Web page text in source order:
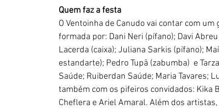
Quem faz a festa
O Ventoinha de Canudo vai contar com
formada por: Dani Neri (pífano); Davi
Lacerda (caixa); Juliana Sarkis (pífano);
estandarte); Pedro Tupã (zabumba)  e
Saúde; Ruiberdan Saúde; Maria Tavares;
também com os pifeiros convidados: Kika
Cheflera e Ariel Amaral. Além dos